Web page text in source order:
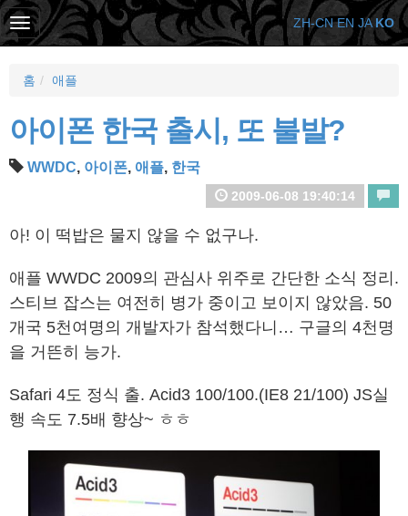
홈 애플
아이폰 한국 출시, 또 불발?
WWDC, 아이폰, 애플, 한국
2009-06-08 19:40:14
아! 이 떡밥은 물지 않을 수 없구나.
애플 WWDC 2009의 관심사 위주로 간단한 소식 정리.
스티브 잡스는 여전히 병가 중이고 보이지 않았음. 50
개국 5천여명의 개발자가 참석했다니… 구글의 4천명
을 거뜬히 능가.
Safari 4도 정식 출. Acid3 100/100.(IE8 21/100) JS실
행 속도 7.5배 향상~ ㅎㅎ
ZH-CN EN JA KO